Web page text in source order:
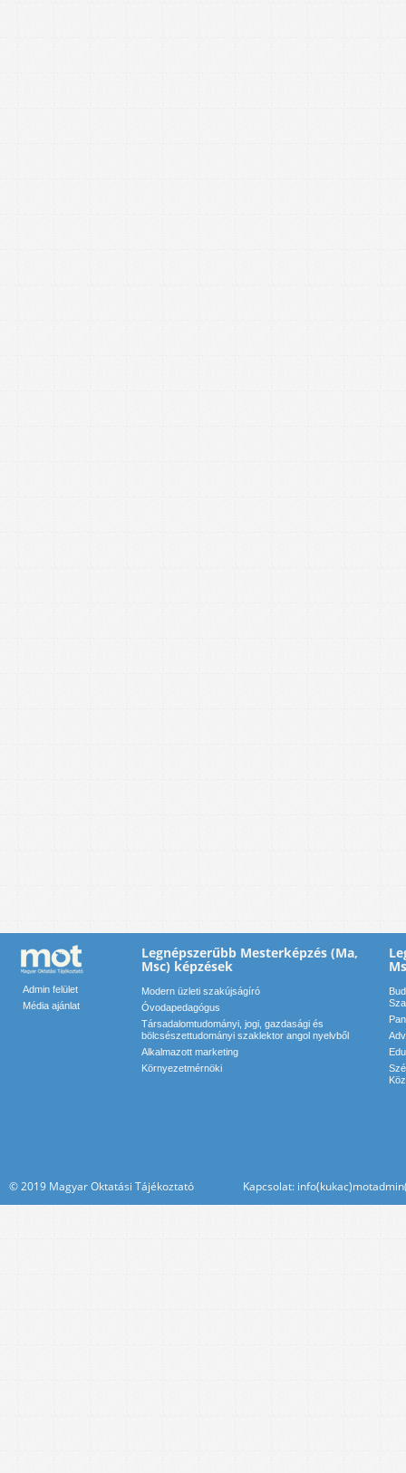
Admin felület
Média ajánlat
Legnépszerűbb Mesterképzés (Ma,
Msc) képzések
Modern üzleti szakújságíró
Óvodapedagógus
Társadalomtudományi, jogi, gazdasági és
bölcsészettudományi szaklektor angol nyelvből
Alkalmazott marketing
Környezetmérnöki
© 2019 Magyar Oktatási Tájékoztató Kapcsolat: